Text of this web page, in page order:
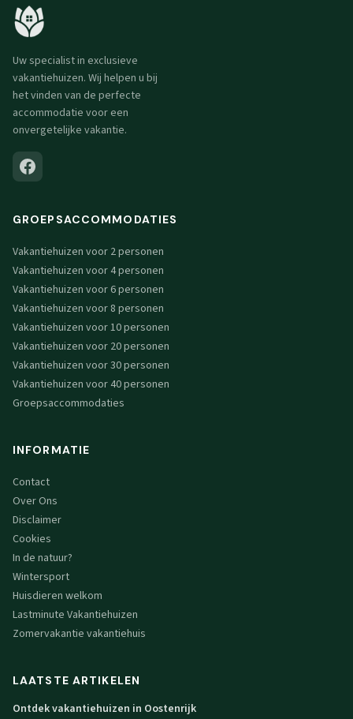
Uw specialist in exclusieve
vakantiehuizen. Wij helpen u bij
het vinden van de perfecte
accommodatie voor een
onvergetelijke vakantie.
GROEPSACCOMMODATIES
Vakantiehuizen voor 2 personen
Vakantiehuizen voor 4 personen
Vakantiehuizen voor 6 personen
Vakantiehuizen voor 8 personen
Vakantiehuizen voor 10 personen
Vakantiehuizen voor 20 personen
Vakantiehuizen voor 30 personen
Vakantiehuizen voor 40 personen
Groepsaccommodaties
INFORMATIE
Contact
Over Ons
Disclaimer
Cookies
In de natuur?
Wintersport
Huisdieren welkom
Lastminute Vakantiehuizen
Zomervakantie vakantiehuis
LAATSTE ARTIKELEN
Ontdek vakantiehuizen in Oostenrijk